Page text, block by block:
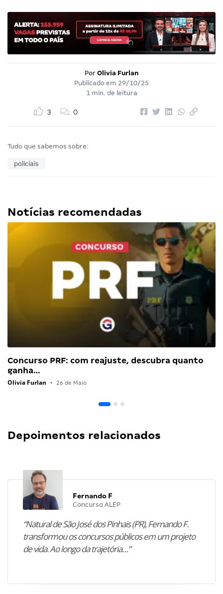
Por Olivia Furlan
Publicado em 29/10/25
1 min. de leitura
3 0
Tudo que sabemos sobre:
policiais
Notícias recomendadas
Concurso PRF: com reajuste, descubra quanto
ganha…
Olivia Furlan • 26 de Maio
Depoimentos relacionados
Fernando F
Concurso ALEP
“Natural de São José dos Pinhais (PR), Fernando F.
transformou os concursos públicos em um projeto
de vida. Ao longo da trajetória…”